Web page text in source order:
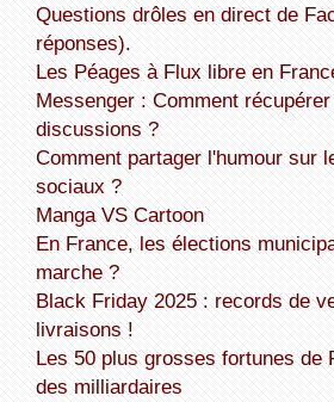
Questions drôles en direct de Facebook (avec les
réponses).
Les Péages à Flux libre en
Messenger : Comment récupérer et lire toutes les
discussions ?
Comment partager l'humour sur les réseaux
sociaux ?
Manga VS Cartoon
En France, les élections municipales : comment ça
marche ?
Black Friday 2025 : records de ventes, chaos de
livraisons !
Les 50 plus grosses fortunes de France sont tous
des milliardaires